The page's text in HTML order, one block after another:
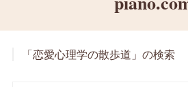
「恋愛心理学の散歩道」の検索